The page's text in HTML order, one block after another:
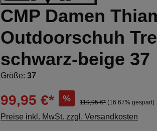
CMP Damen
Outdoorschuh
schwarz-beige 37
Größe: 37
99,95 €* % 119,95 €* (16.67% gespart)
Preise inkl. MwSt. zzgl. Versandkosten